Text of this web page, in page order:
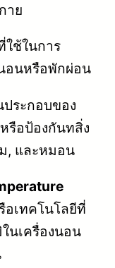
าย
ช้ในการ
อนหรือพักผ่อน
ประกอบของ
รือป้องกันทสิ่ง
, และหมอน
อเทคโนโลยีที่
นเครื่องนอน